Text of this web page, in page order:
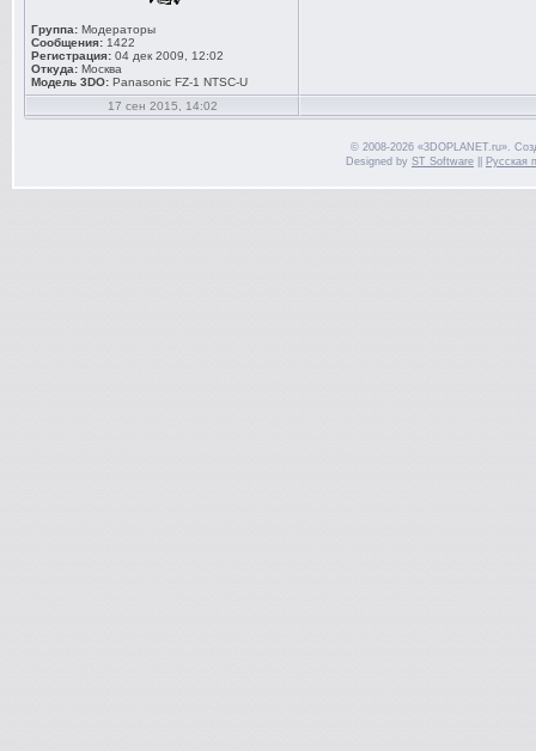
Группа: Модераторы
Сообщения: 1422
Регистрация: 04 дек 2009, 12:02
Откуда: Москва
Модель 3DO: Panasonic FZ-1 NTSC-U
17 сен 2015, 14:02
© 2008-2026 «3DOPLANET.ru».
Designed by ST Software Русская